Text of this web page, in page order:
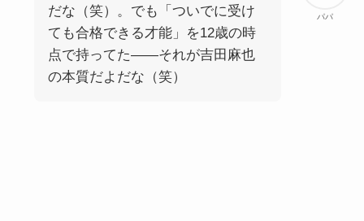
パパ
だな（笑）。でも「ついでに受け
ても合格できる才能」を12歳の時
点で持ってた——それが吉田麻也
の本質だよだな（笑）